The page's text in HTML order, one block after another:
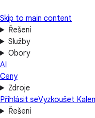
Skip to main content
Řešení
Služby
Obory
AI
Ceny
Zdroje
Přihlásit seVyzkoušet
Řešení